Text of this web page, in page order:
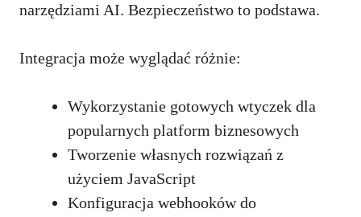
narzędziami AI. Bezpieczeństwo to podstawa.
Integracja może wyglądać różnie:
Wykorzystanie gotowych wtyczek dla
popularnych platform biznesowych
Tworzenie własnych rozwiązań z
użyciem JavaScript
Konfiguracja webhooków do